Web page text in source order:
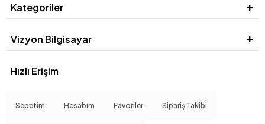
Kategoriler
Vizyon Bilgisayar
Hızlı Erişim
Sepetim Hesabım Favoriler Sipariş Takibi